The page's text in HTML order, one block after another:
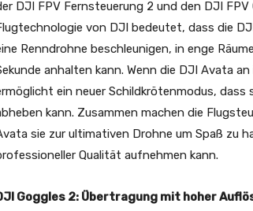
DJI FPV Fernsteuerung 2 und den DJI
von DJI bedeutet, dass die
Renndrohne beschleunigen, in enge
anhalten kann. Wenn die DJI Avata
ein neuer Schildkrötenmodus,
kann. Zusammen machen die
sie zur ultimativen Drohne um Spaß zu
Qualität aufnehmen kann.
Goggles 2: Übertragung mit hoher